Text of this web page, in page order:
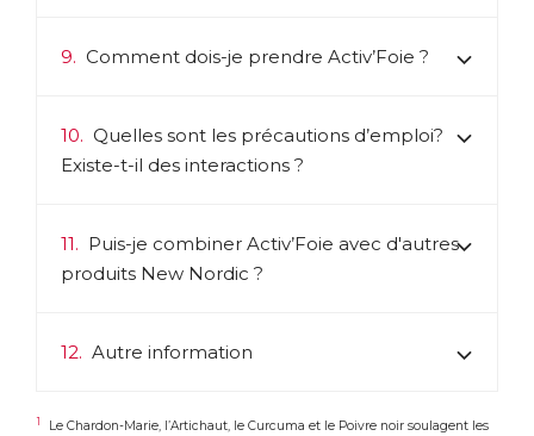
9. Comment dois-je prendre Activ’Foie ?
10. Quelles sont les précautions d’emploi?
Existe-t-il des interactions ?
11. Puis-je combiner Activ’Foie avec d'autres
produits New Nordic ?
12. Autre information
1
Le Chardon-Marie, l’Artichaut, le Curcuma et le Poivre noir soulagent les